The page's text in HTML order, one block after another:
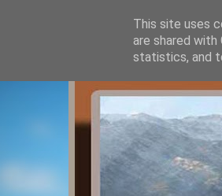
This site uses
are shared
statistics, and